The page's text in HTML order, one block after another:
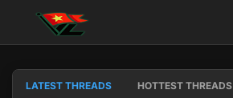
LATEST THREADS HOTTEST THREADS